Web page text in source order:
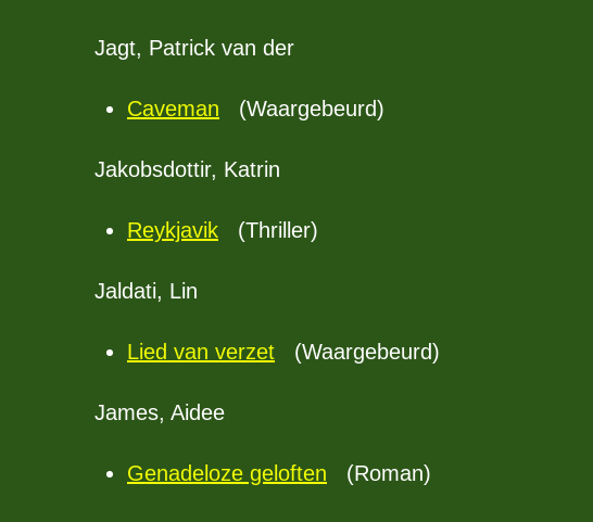
Jagt, Patrick van der
Caveman (Waargebeurd)
Jakobsdottir, Katrin
Reykjavik (Thriller)
Jaldati, Lin
Lied van verzet (Waargebeurd)
James, Aidee
Genadeloze geloften (Roman)